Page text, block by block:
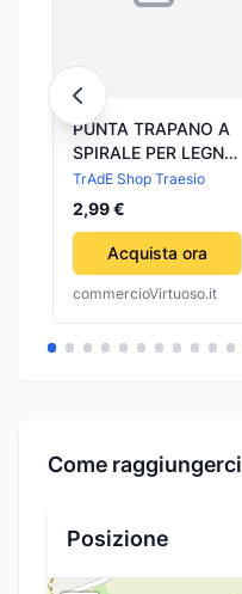
PUNTA TRAPANO A
SPIRALE PER LEGNO
14MM 4
FALEGNAME FORO
FALEGNAMERIA
TRIVELLA
TrAdE Shop Traesio
2,99 €
Acquista ora
commercioVirtuoso.it
Come raggiungerci
Posizione